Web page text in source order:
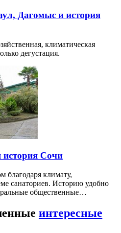
Дагомыс и история
климатическая
дегустация.
история Сочи
благодаря климату,
санаториев. Историю удобно
общественные…
интересные